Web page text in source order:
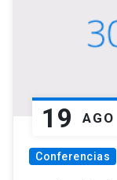
19 AGO
Conferencias